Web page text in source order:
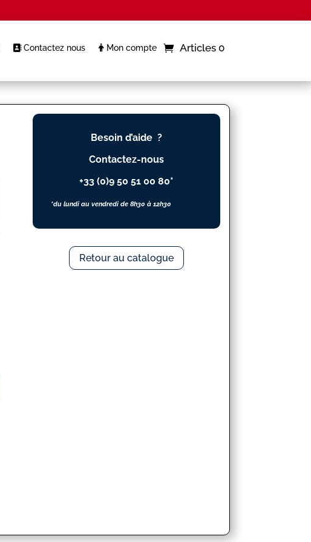
Contactez nous Mon compte Articles 0
Besoin d’aide ?
Contactez-nous
+33 (0)9 50 51 00 80*
*du lundi au vendredi de 8h30 à 12h30
Retour au catalogue